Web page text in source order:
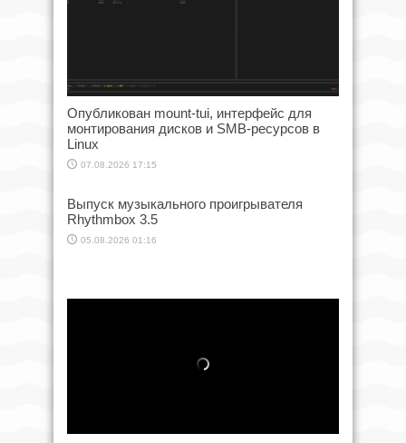
Опубликован mount-tui, интерфейс для
монтирования дисков и SMB-ресурсов в
Linux
07.08.2026 17:15
Выпуск музыкального проигрывателя
Rhythmbox 3.5
05.08.2026 01:16